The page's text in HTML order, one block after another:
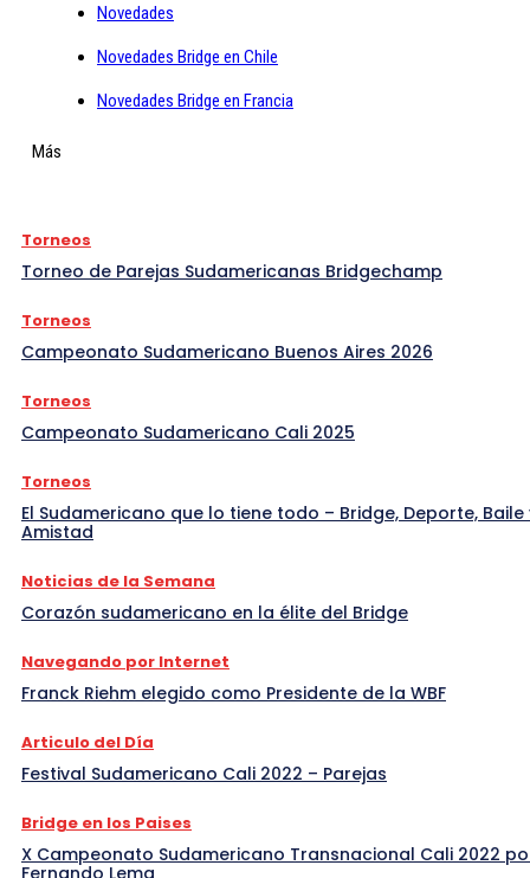
Novedades
Novedades Bridge en Chile
Novedades Bridge en Francia
Más
Torneos
Torneo de Parejas Sudamericanas Bridgechamp
Torneos
Campeonato Sudamericano Buenos Aires 2026
Torneos
Campeonato Sudamericano Cali 2025
Torneos
El Sudamericano que lo tiene todo – Bridge, Deporte, Baile
Amistad
Noticias de la Semana
Corazón sudamericano en la élite del Bridge
Navegando por Internet
Franck Riehm elegido como Presidente de la WBF
Articulo del Día
Festival Sudamericano Cali 2022 – Parejas
Bridge en los Paises
X Campeonato Sudamericano Transnacional Cali 2022
Fernando Lema